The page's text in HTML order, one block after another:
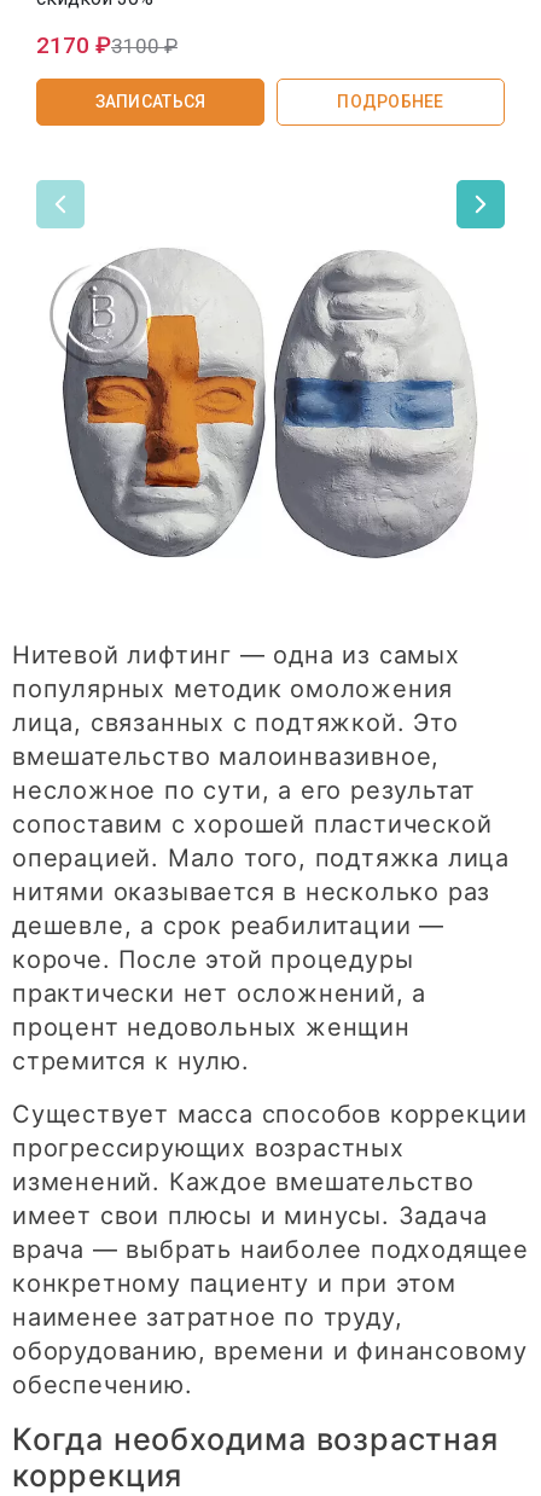
Нитевой лифтинг — одна из самых
популярных методик омоложения
лица, связанных с подтяжкой. Это
вмешательство малоинвазивное,
несложное по сути, а его результат
сопоставим с хорошей пластической
операцией. Мало того, подтяжка лица
нитями оказывается в несколько раз
дешевле, а срок реабилитации —
короче. После этой процедуры
практически нет осложнений, а
процент недовольных женщин
стремится к нулю.
Существует масса способов коррекции
прогрессирующих возрастных
изменений. Каждое вмешательство
имеет свои плюсы и минусы. Задача
врача — выбрать наиболее подходящее
конкретному пациенту и при этом
наименее затратное по труду,
оборудованию, времени и финансовому
обеспечению.
Когда необходима возрастная
коррекция
2170 ₽3100 ₽
ЗАПИСАТЬСЯ ПОДРОБНЕЕ
SMAS-лифтинг лица